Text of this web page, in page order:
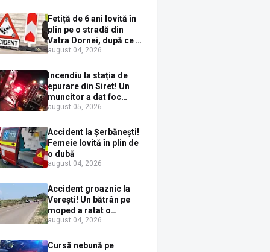
distruse
Fetiță de 6 ani lovită în
plin pe o stradă din
Vatra Dornei, după ce a
ieșit în fața mașinii prin
august 04, 2026
Incendiu la stația de
epurare din Siret! Un
muncitor a dat foc
pompelor de apă în timp
combustibil
august 05, 2026
Accident la Șerbănești!
Femeie lovită în plin de
o dubă
august 04, 2026
Accident groaznic la
Verești! Un bătrân pe
moped a ratat o
depășire și a ajuns sub
august 04, 2026
Cursă nebună pe